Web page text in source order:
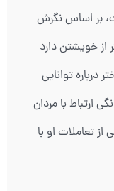
بر اساس نگرش
خویشتن دارد
توانایی
با مردان
از تعاملات او با